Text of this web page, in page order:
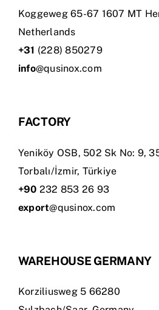
Koggeweg 65-67 1607 MT
Netherlands
+31 (228) 850279
info@qusinox.com
FACTORY
Yeniköy OSB, 502 Sk No: 9,
Torbalı/İzmir, Türkiye
+90 232 853 26 93
export@qusinox.com
WAREHOUSE GERMANY
Korziliusweg 5 66280